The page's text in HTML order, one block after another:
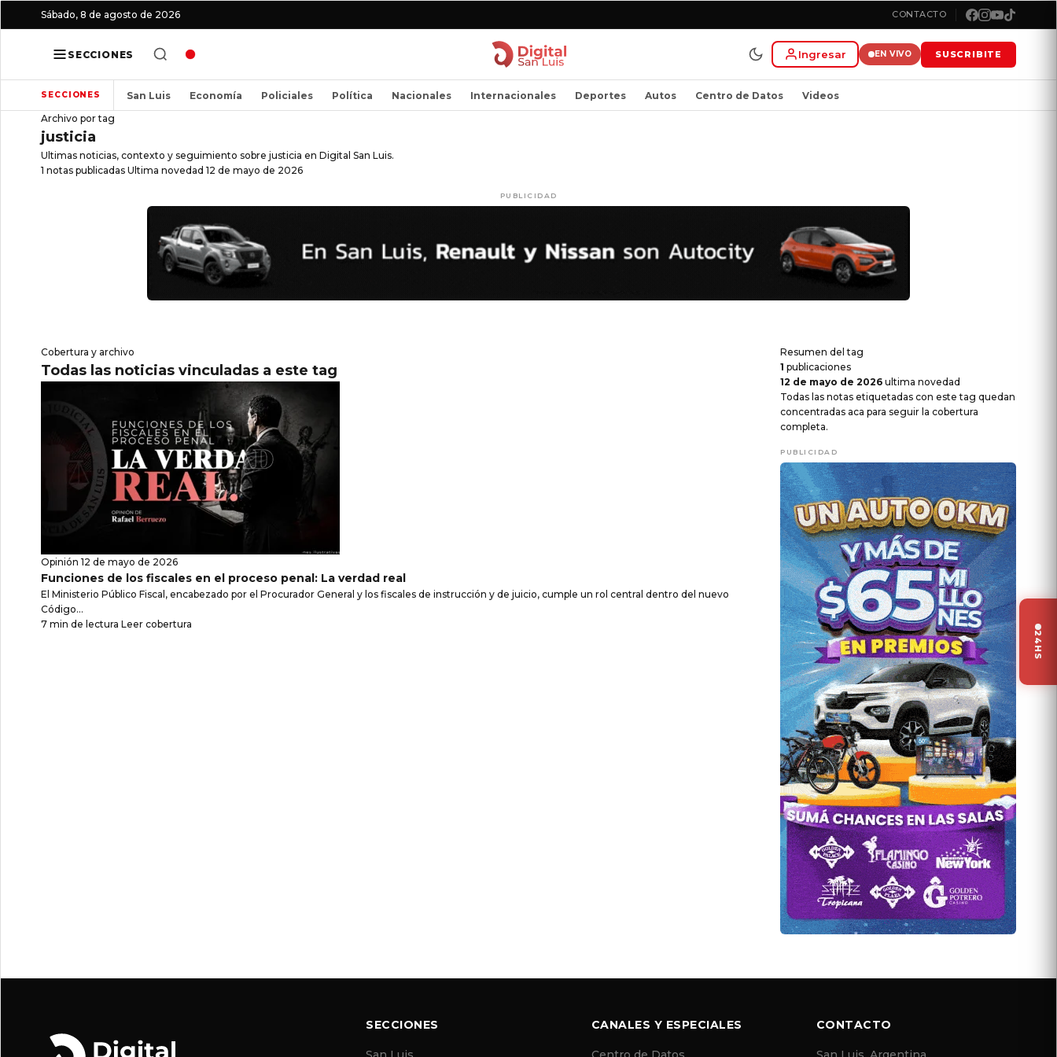
Sábado, 8 de agosto de 2026 CONTACTO
SECCIONES Ingresar EN VIVO SUSCRIBITE
SECCIONES San Luis Economía Policiales Política Nacionales Internacionales Deportes Autos Centro de Datos Videos
24HS
Archivo por tag
justicia
Ultimas noticias, contexto y seguimiento sobre justicia en Digital San Luis.
1 notas publicadas Ultima novedad 12 de mayo de 2026
PUBLICIDAD
Cobertura y archivo
Todas las noticias vinculadas a este tag
Opinión 12 de mayo de 2026
Funciones de los fiscales en el proceso penal: La verdad real
El Ministerio Público Fiscal, encabezado por el Procurador General y los fiscales de instrucción y de juicio, cumple un rol central dentro del nuevo
Código...
7 min de lectura Leer cobertura
Resumen del tag
1 publicaciones
12 de mayo de 2026 ultima novedad
Todas las notas etiquetadas con este tag quedan
concentradas aca para seguir la cobertura
completa.
PUBLICIDAD
SECCIONES CANALES Y ESPECIALES CONTACTO